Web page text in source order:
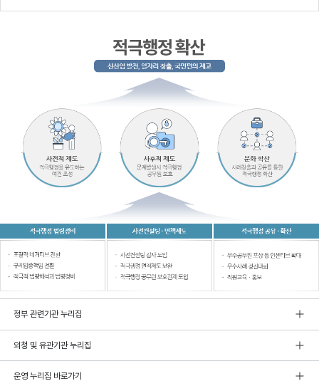
정부 관련기관 누리집
외청 및 유관기관 누리집
운영 누리집 바로가기